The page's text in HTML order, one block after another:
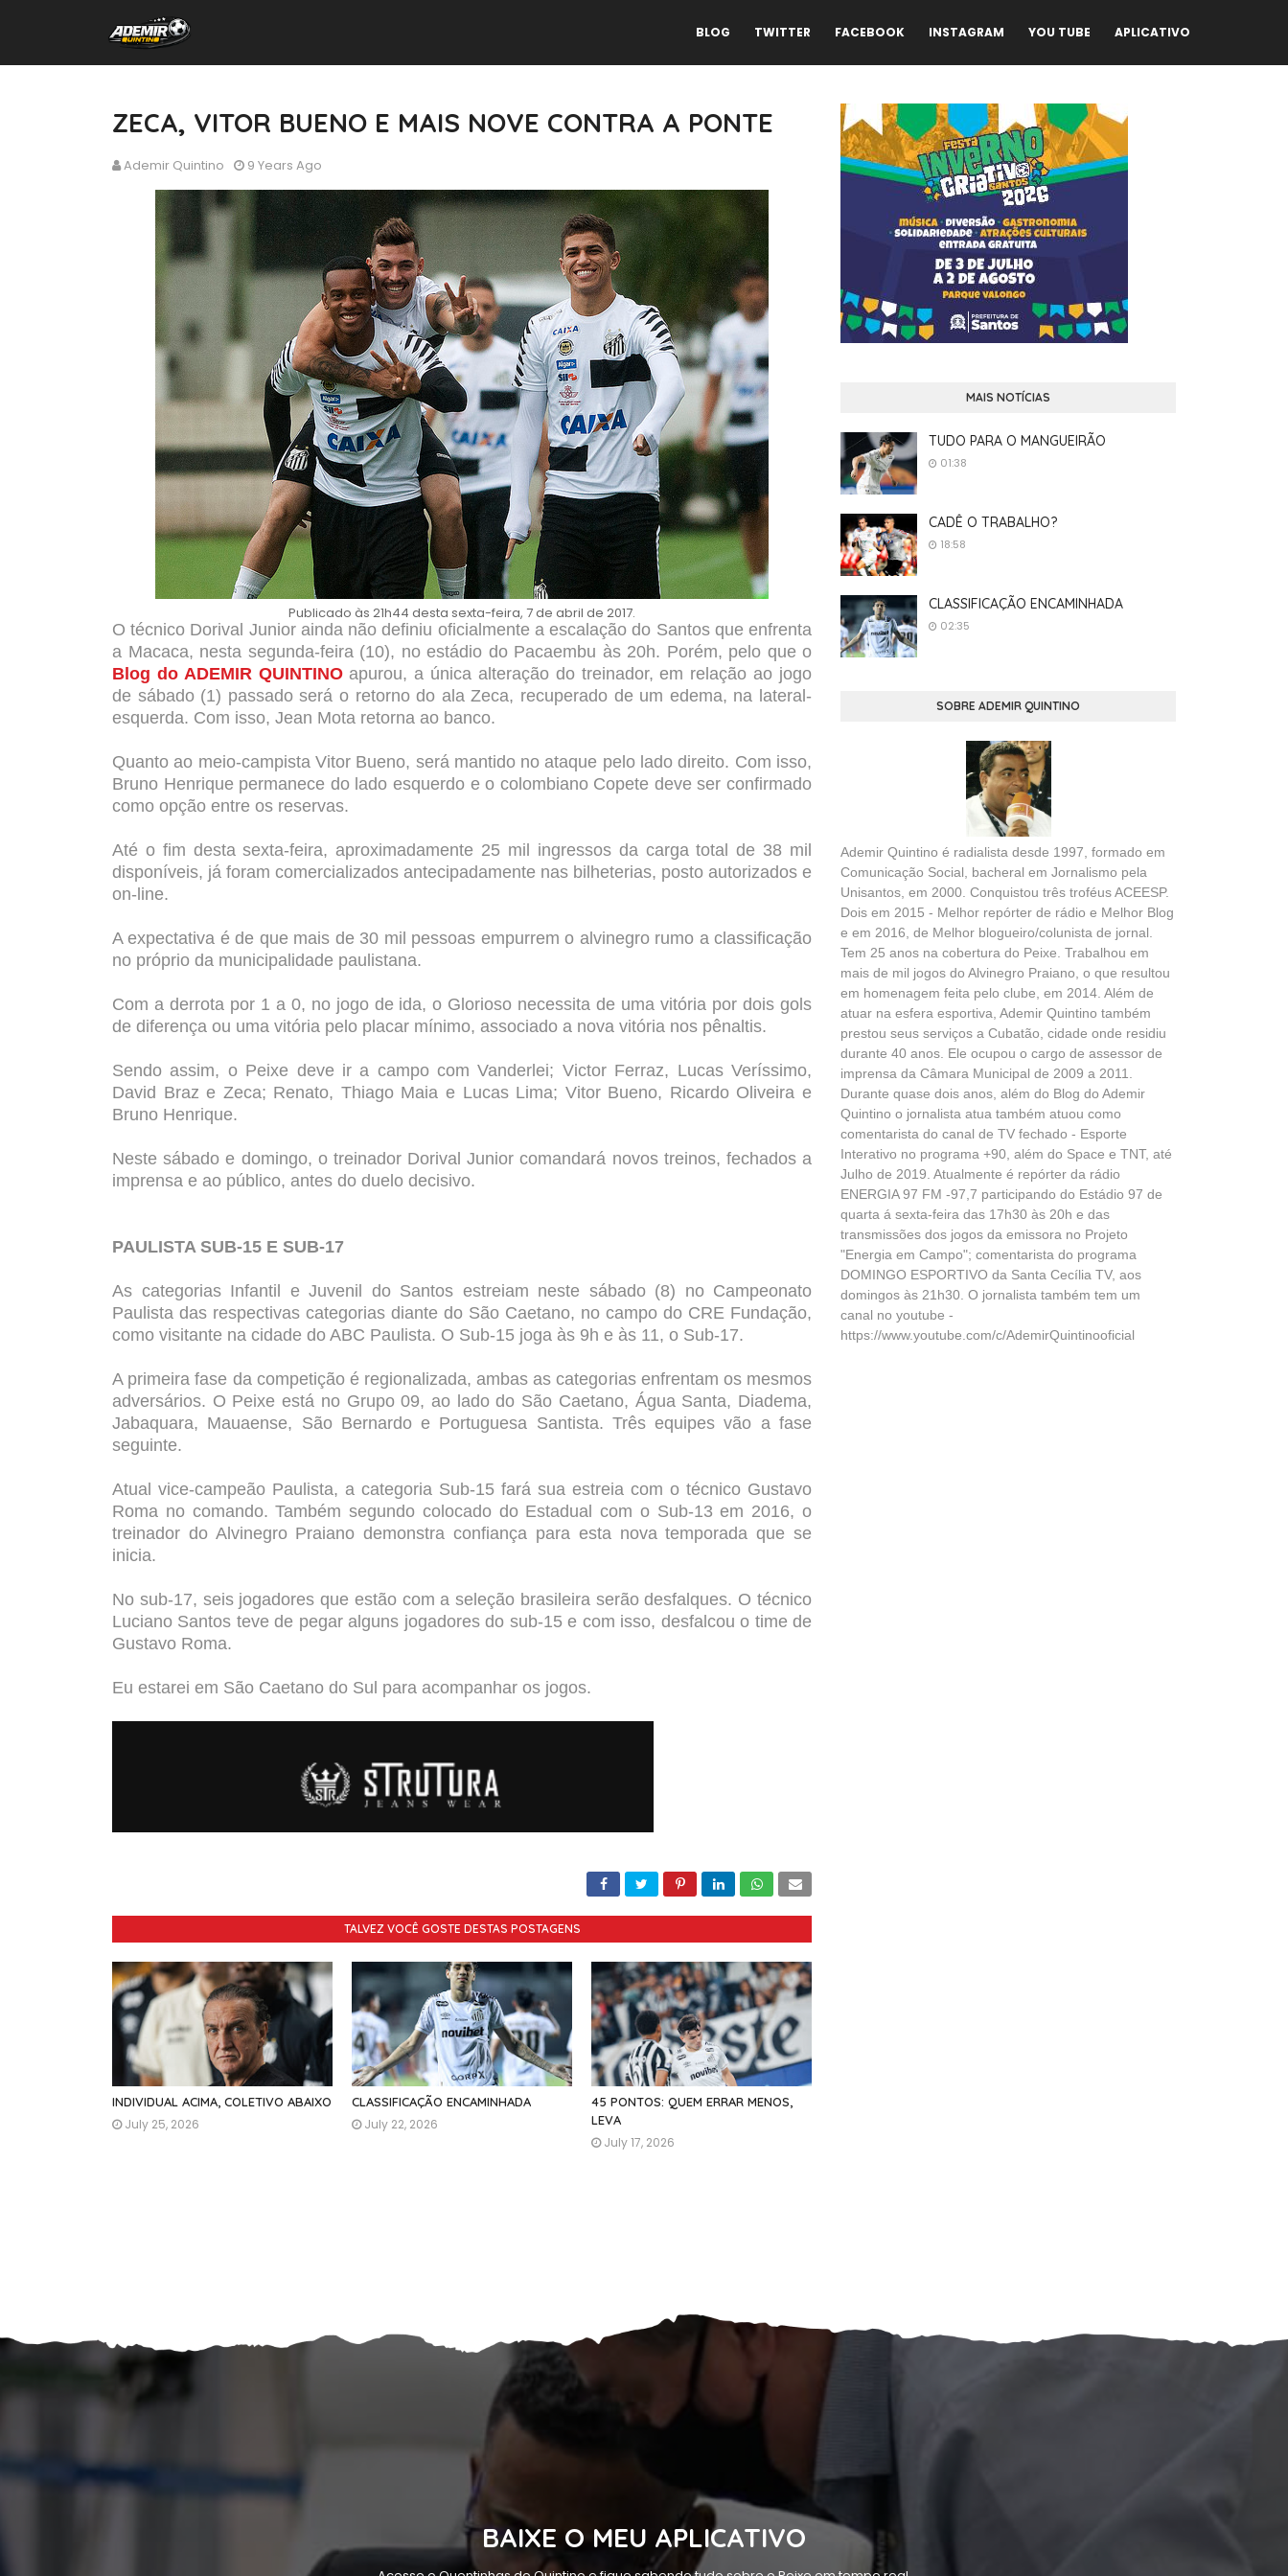
BLOG TWITTER FACEBOOK INSTAGRAM YOU TUBE APLICATIVO
ZECA, VITOR BUENO E MAIS NOVE CONTRA A PONTE
Ademir Quintino 9 Years Ago
Publicado às 21h44 desta sexta-feira, 7 de abril de 2017.
O técnico Dorival Junior ainda não definiu oficialmente a escalação do Santos que enfrenta
a Macaca, nesta segunda-feira (10), no estádio do Pacaembu às 20h. Porém, pelo que o
Blog do ADEMIR QUINTINOapurou, a única alteração do treinador, em relação ao jogo
de sábado (1) passado será o retorno do ala Zeca, recuperado de um edema, na lateral-
esquerda. Com isso, Jean Mota retorna ao banco.
Quanto ao meio-campista Vitor Bueno, será mantido no ataque pelo lado direito. Com isso,
Bruno Henrique permanece do lado esquerdo e o colombiano Copete deve ser confirmado
como opção entre os reservas.
Até o fim desta sexta-feira, aproximadamente 25 mil ingressos da carga total de 38 mil
disponíveis, já foram comercializados antecipadamente nas bilheterias, posto autorizados e
on-line.
A expectativa é de que mais de 30 mil pessoas empurrem o alvinegro rumo a classificação
no próprio da municipalidade paulistana.
Com a derrota por 1 a 0, no jogo de ida, o Glorioso necessita de uma vitória por dois gols
de diferença ou uma vitória pelo placar mínimo, associado a nova vitória nos pênaltis.
Sendo assim, o Peixe deve ir a campo com Vanderlei; Victor Ferraz, Lucas Veríssimo,
David Braz e Zeca; Renato, Thiago Maia e Lucas Lima; Vitor Bueno, Ricardo Oliveira e
Bruno Henrique.
Neste sábado e domingo, o treinador Dorival Junior comandará novos treinos, fechados a
imprensa e ao público, antes do duelo decisivo.
PAULISTA SUB-15 E SUB-17
As categorias Infantil e Juvenil do Santos estreiam neste sábado (8) no Campeonato
Paulista das respectivas categorias diante do São Caetano, no campo do CRE Fundação,
como visitante na cidade do ABC Paulista. O Sub-15 joga às 9h e às 11, o Sub-17.
A primeira fase da competição é regionalizada, ambas as categorias enfrentam os mesmos
adversários. O Peixe está no Grupo 09, ao lado do São Caetano, Água Santa, Diadema,
Jabaquara, Mauaense, São Bernardo e Portuguesa Santista. Três equipes vão a fase
seguinte.
Atual vice-campeão Paulista, a categoria Sub-15 fará sua estreia com o técnico Gustavo
Roma no comando. Também segundo colocado do Estadual com o Sub-13 em 2016, o
treinador do Alvinegro Praiano demonstra confiança para esta nova temporada que se
inicia.
No sub-17, seis jogadores que estão com a seleção brasileira serão desfalques. O técnico
Luciano Santos teve de pegar alguns jogadores do sub-15 e com isso, desfalcou o time de
Gustavo Roma.
Eu estarei em São Caetano do Sul para acompanhar os jogos.
TALVEZ VOCÊ GOSTE DESTAS POSTAGENS
INDIVIDUAL ACIMA, COLETIVO ABAIXO
July 25, 2026
CLASSIFICAÇÃO ENCAMINHADA
July 22, 2026
45 PONTOS: QUEM ERRAR MENOS,
LEVA
July 17, 2026
MAIS NOTÍCIAS
TUDO PARA O MANGUEIRÃO
01:38
CADÊ O TRABALHO?
18:58
CLASSIFICAÇÃO ENCAMINHADA
02:35
SOBRE ADEMIR QUINTINO
Ademir Quintino é radialista desde 1997, formado em
Comunicação Social, bacheral em Jornalismo pela
Unisantos, em 2000. Conquistou três troféus ACEESP.
Dois em 2015 - Melhor repórter de rádio e Melhor Blog
e em 2016, de Melhor blogueiro/colunista de jornal.
Tem 25 anos na cobertura do Peixe. Trabalhou em
mais de mil jogos do Alvinegro Praiano, o que resultou
em homenagem feita pelo clube, em 2014. Além de
atuar na esfera esportiva, Ademir Quintino também
prestou seus serviços a Cubatão, cidade onde residiu
durante 40 anos. Ele ocupou o cargo de assessor de
imprensa da Câmara Municipal de 2009 a 2011.
Durante quase dois anos, além do Blog do Ademir
Quintino o jornalista atua também atuou como
comentarista do canal de TV fechado - Esporte
Interativo no programa +90, além do Space e TNT, até
Julho de 2019. Atualmente é repórter da rádio
ENERGIA 97 FM -97,7 participando do Estádio 97 de
quarta á sexta-feira das 17h30 às 20h e das
transmissões dos jogos da emissora no Projeto
"Energia em Campo"; comentarista do programa
DOMINGO ESPORTIVO da Santa Cecília TV, aos
domingos às 21h30. O jornalista também tem um
canal no youtube -
https://www.youtube.com/c/AdemirQuintinooficial
BAIXE O MEU APLICATIVO